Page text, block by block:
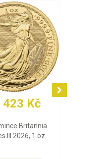
79 004 Kč
Zlatý slitek PAMP Fortuna
(Multigram), 25 x 1 g